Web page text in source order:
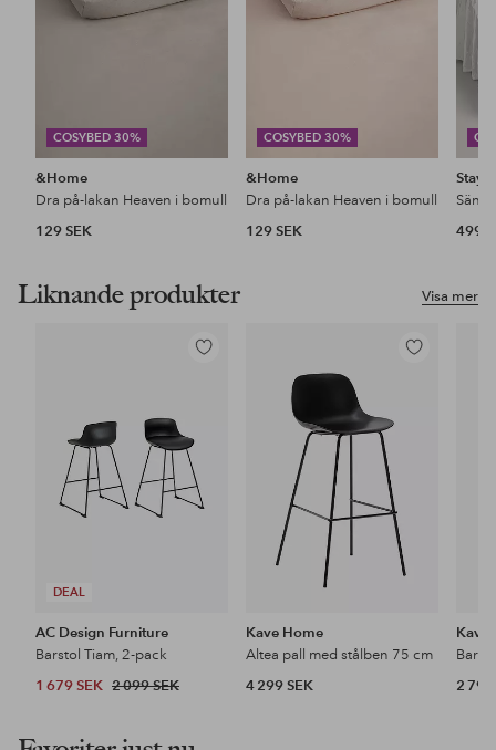
COSYBED 30%
&Home
Dra på-lakan Heaven i bomull
129 SEK
COSYBED 30%
&Home
Dra på-lakan Heaven i bomull
129 SEK
499
Visa mer
Liknande produkter
DEAL
Lägg
AC Design Furniture
Barstol Tiam, 2-pack
1 679 SEK 2 099 SEK
Lägg
Kave Home
Altea pall med stålben 75 cm
4 299 SEK
Kave
2 799